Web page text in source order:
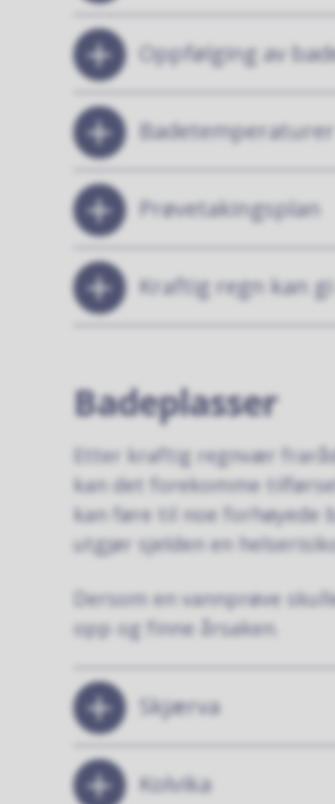
Oppfølging av
Badetemperaturer
Prøvetakingsplan
Kraftig regn kan
Badeplasser
Etter kraftig regnvær
kan det forekomme
kan føre til noe forhøyede
utgjør sjelden en
Dersom en vannprøve
opp og finne årsaken.
Skjærva
Kolvika